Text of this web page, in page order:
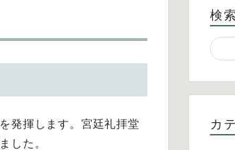
発揮します。宮廷礼拝堂
した。
検索
カ